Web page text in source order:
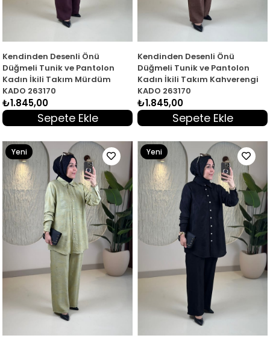
Kendinden Desenli Önü
Düğmeli Tunik ve Pantolon
Kadın İkili Takım Mürdüm
KADO 263170
₺1.845,00
Sepete Ekle
Kendinden Desenli Önü
Düğmeli Tunik ve Pantolon
Kadın İkili Takım Kahverengi
KADO 263170
₺1.845,00
Sepete Ekle
Yeni
Ürün
Yeni
Ürün